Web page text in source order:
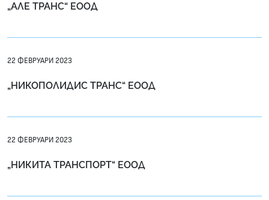
„АЛЕ ТРАНС“ ЕООД
22 ФЕВРУАРИ 2023
„НИКОПОЛИДИС ТРАНС“ ЕООД
22 ФЕВРУАРИ 2023
„НИКИТА ТРАНСПОРТ“ ЕООД